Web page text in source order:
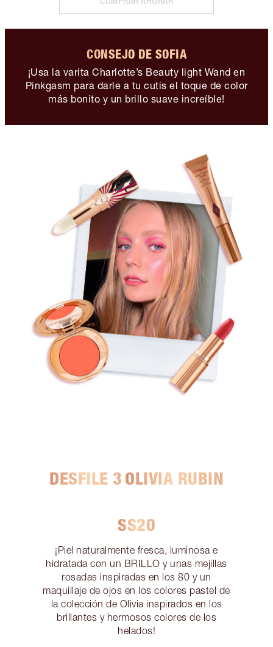
CONSEJO DE SOFIA
¡Usa la varita Charlotte’s Beauty light Wand en
Pinkgasm para darle a tu cutis el toque de color
más bonito y un brillo suave increíble!
DESFILE 3 OLIVIA RUBIN
SS20
¡Piel naturalmente fresca, luminosa e
hidratada con un BRILLO y unas mejillas
rosadas inspiradas en los 80 y un
maquillaje de ojos en los colores pastel de
la colección de Olivia inspirados en los
brillantes y hermosos colores de los
helados!